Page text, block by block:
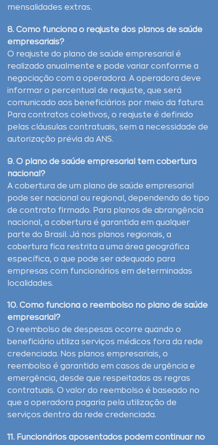
mensalidades extras.
8. Como funciona o reajuste dos planos de saúde
empresariais?
O reajuste do plano de saúde empresarial é
realizado anualmente e pode variar conforme a
negociação com a operadora. A operadora deve
informar o percentual de reajuste, que será
comunicado aos beneficiários por meio da fatura.
Para contratos coletivos, o reajuste é definido
pelas cláusulas contratuais, sem a necessidade de
autorização prévia da ANS.
9. O plano de saúde empresarial tem cobertura
nacional?
A cobertura de um plano de saúde empresarial
pode ser nacional ou regional, dependendo do tipo
de contrato firmado. Para planos de abrangência
nacional, a cobertura é garantida em qualquer
parte do Brasil. Já nos planos regionais, a
cobertura fica restrita a uma área geográfica
específica, o que pode ser adequado para
empresas com funcionários em determinadas
localidades.
10. Como funciona o reembolso no plano de saúde
empresarial?
O reembolso de despesas ocorre quando o
beneficiário utiliza serviços médicos fora da rede
credenciada. Nos planos empresariais, o
reembolso é garantido em casos de urgência e
emergência, desde que respeitadas as regras
contratuais. O valor do reembolso é baseado no
que a operadora pagaria pela utilização de
serviços dentro da rede credenciada.
11. Funcionários aposentados podem continuar no